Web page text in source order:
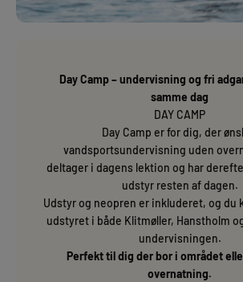
Day Camp – undervisning og fri
samme dag
DAY CAMP
Day Camp er for dig, der
vandsportsundervisning uden
deltager i dagens lektion og har
udstyr resten af dagen.
Udstyr og neopren er inkluderet, og du
udstyret i både Klitmøller, Hanstholm
undervisningen.
Perfekt til dig der bor i området
overnatning.